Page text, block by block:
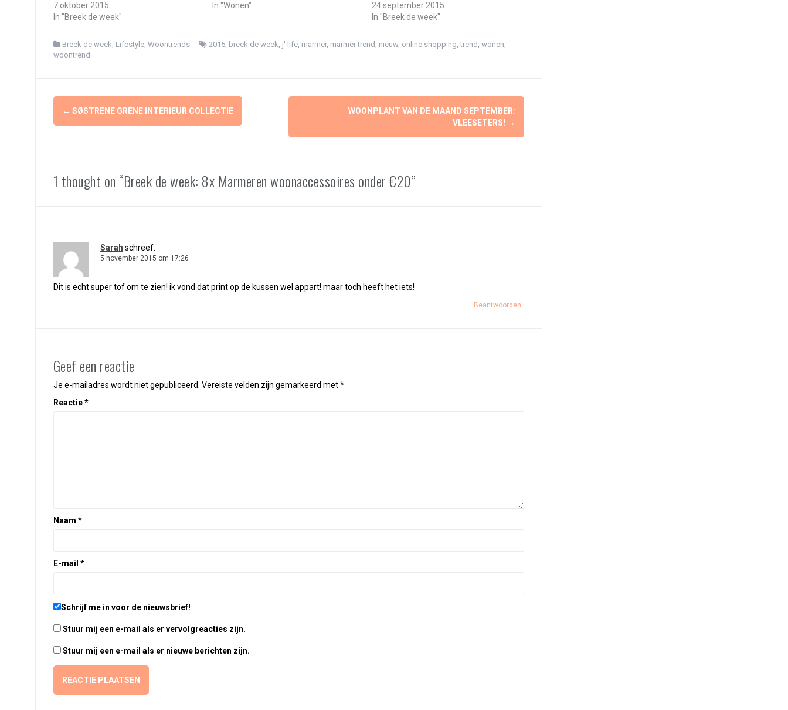
7 oktober 2015
In "Breek de week"
In "Wonen"
24 september 2015
In "Breek de week"
Breek de week, Lifestyle, Woontrends 2015, breek de week, j' life, marmer, marmer trend , nieuw, online shopping,trend , wonen,
woontrend
Berichtnavigatie
← SØSTRENE GRENE INTERIEUR COLLECTIE
WOONPLANT VAN DE MAAND SEPTEMBER:
VLEESETERS! →
1 thought on “Breek de week: 8x Marmeren woonaccessoires onder €20”
Sarah schreef:
5 november 2015 om 17:26
Dit is echt super tof om te zien! ik vond dat print op de kussen wel appart! maar toch heeft het iets!
Beantwoorden
Geef een reactie
Je e-mailadres wordt niet gepubliceerd. Vereiste velden zijn gemarkeerd met*
Reactie*
Naam *
E-mail *
Schrijf me in voor de nieuwsbrief!
Stuur mij een e-mail als er vervolgreacties zijn.
Stuur mij een e-mail als er nieuwe berichten zijn.